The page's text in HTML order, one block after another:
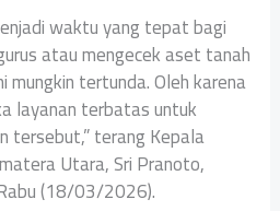
waktu yang tepat bagi
atau mengecek aset tanah
mungkin tertunda. Oleh karena
layanan terbatas untuk
tersebut,” terang Kepala
Utara, Sri Pranoto,
(18/03/2026).